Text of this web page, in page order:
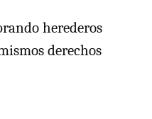
herederos
derechos